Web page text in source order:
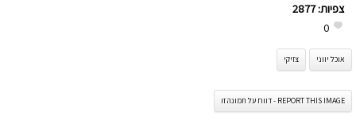
צפיות:2877
0
אוכל יווני צזיקי
REPORT THIS IMAGE - דווח על תמונה זו